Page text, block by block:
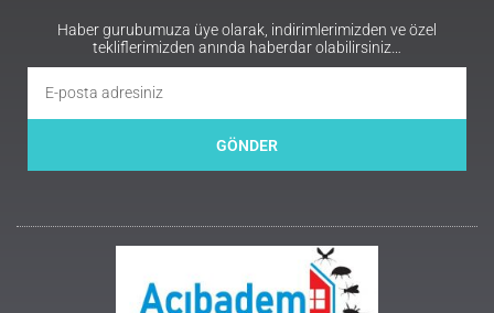
Haber gurubumuza üye olarak, indirimlerimizden ve özel
tekliflerimizden anında haberdar olabilirsiniz…
GÖNDER